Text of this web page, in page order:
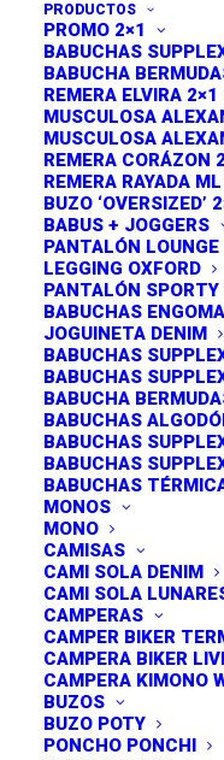
PRODUCTOS
PROMO 2×1
BABUCHAS
BABUCHA
REMERA ELVIRA 2×1
MUSCULOSA
MUSCULOSA
REMERA CORÁZON
REMERA RAYADA
BUZO ‘OVERSIZED’
BABUS + JOGGERS
PANTALÓN LOUNGE
LEGGING OXFORD
PANTALÓN SPORTY
BABUCHAS
JOGUINETA DENIM
BABUCHAS
BABUCHAS
BABUCHA
BABUCHAS
BABUCHAS
BABUCHAS
BABUCHAS
MONOS
MONO
CAMISAS
CAMI SOLA DENIM
CAMI SOLA
CAMPERAS
CAMPER BIKER
CAMPERA BIKER
CAMPERA KIMONO
BUZOS
BUZO POTY
PONCHO PONCHI
COMPRAR
Este
producto
tiene
múltiples
variantes.
Las
opciones
se
pueden
elegir
en
la
página
de
producto
REMERON LARGO
$34,900.00
Estamos
sucursal).
de140 sucursales